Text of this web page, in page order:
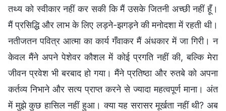
तथ्य को स्वीकार नहीं कर सकी कि मैं उसके जितनी अच्छी नहीं हूँ।
मैं प्रसिद्धि और लाभ के लिए लड़ने-झगड़ने की मनोदशा में रहती थी।
नतीजतन पवित्र आत्मा का कार्य गँवाकर मैं अंधकार में जा गिरी। न
केवल मैंने अपने पेशेवर कौशल में कोई प्रगति नहीं की, बल्कि मेरा
जीवन प्रवेश भी बरबाद हो गया। मैंने प्रतिष्ठा और रुतबे को अपना
कर्तव्य निभाने और सत्य प्राप्त करने से ज्यादा महत्वपूर्ण माना। अंत
में मुझे कुछ हासिल नहीं हुआ। क्या यह सरासर मूर्खता नहीं थी? अब